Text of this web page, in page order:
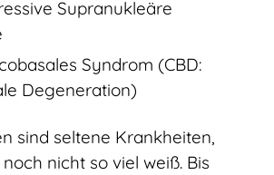
Supranukleäre
Syndrom (CBD:
Degeneration)
sind seltene Krankheiten,
nicht so viel weiß. Bis